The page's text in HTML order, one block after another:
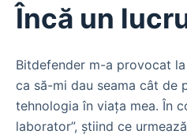
Încă un
Bitdefender m-a provocat
ca să-mi dau seama cât de
tehnologia în viața mea. În
laborator”, știind ce